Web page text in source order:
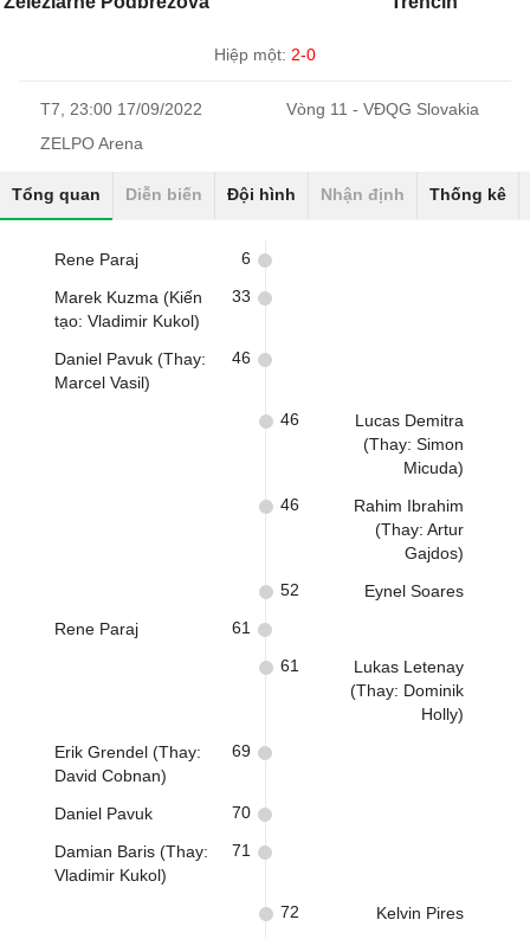
Hiệp một: 2-0
T7, 23:00 17/09/2022
Vòng 11 - VĐQG Slovakia
ZELPO Arena
Tổng quan Diễn biến Đội hình Nhận định Thống kê
Rene Paraj 6
Marek Kuzma (Kiến
tạo: Vladimir Kukol)
33
Daniel Pavuk (Thay:
Marcel Vasil)
46
Lucas Demitra
(Thay: Simon
Micuda)
46
Rahim Ibrahim
(Thay: Artur
Gajdos)
46
Eynel Soares
52
Rene Paraj 61
Lukas Letenay
(Thay: Dominik
Holly)
61
Erik Grendel (Thay:
David Cobnan)
69
Daniel Pavuk 70
Damian Baris (Thay:
Vladimir Kukol)
71
Kelvin Pires
72